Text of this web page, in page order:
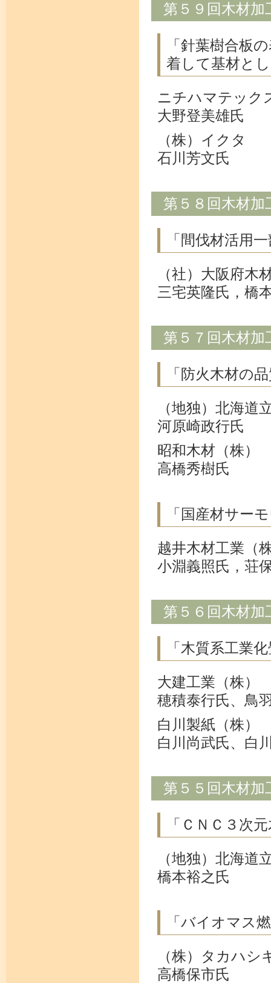
第５９回木材加
「針葉樹合板
着して基材と
ニチハマテック
大野登美雄氏
（株）イクタ
石川芳文氏
第５８回木材加
「間伐材活用
（社）大阪府木
三宅英隆氏，橋
第５７回木材加
「防火木材の
（地独）北海道
河原崎政行氏
昭和木材（株）
高橋秀樹氏
「国産材サー
越井木材工業（
小淵義照氏，荘
第５６回木材加
「木質系工業
大建工業（株）
穂積泰行氏、鳥
白川製紙（株）
白川尚武氏、白
第５５回木材加
「ＣＮＣ３次
（地独）北海道
橋本裕之氏
「バイオマス
（株）タカハシ
高橋保市氏